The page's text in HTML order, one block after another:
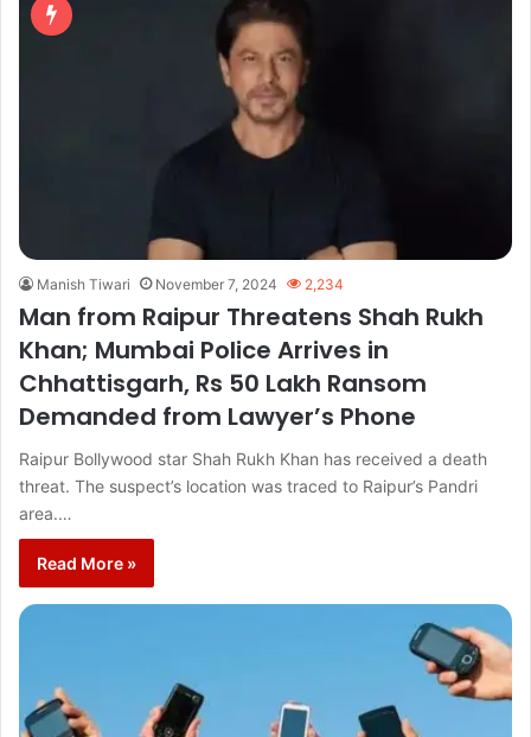
Manish Tiwari November 7, 2024 2,234
Man from Raipur Threatens Shah Rukh
Khan; Mumbai Police Arrives in
Chhattisgarh, Rs 50 Lakh Ransom
Demanded from Lawyer’s Phone
Raipur Bollywood star Shah Rukh Khan has received a death
threat. The suspect’s location was traced to Raipur’s Pandri
area.…
Read More »